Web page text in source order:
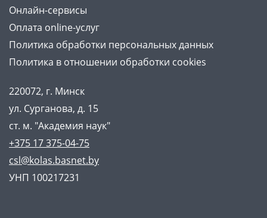
Онлайн-сервисы
Оплата online-услуг
Политика обработки персональных данных
Политика в отношении обработки cookies
220072, г. Минск
ул. Сурганова, д. 15
ст. м. "Академия наук"
+375 17 375-04-75
csl@kolas.basnet.by
УНП 100217231